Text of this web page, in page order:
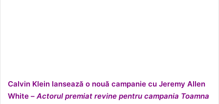
Calvin Klein lansează o nouă campanie cu Jeremy Allen
White – Actorul premiat revine pentru campania Toamna